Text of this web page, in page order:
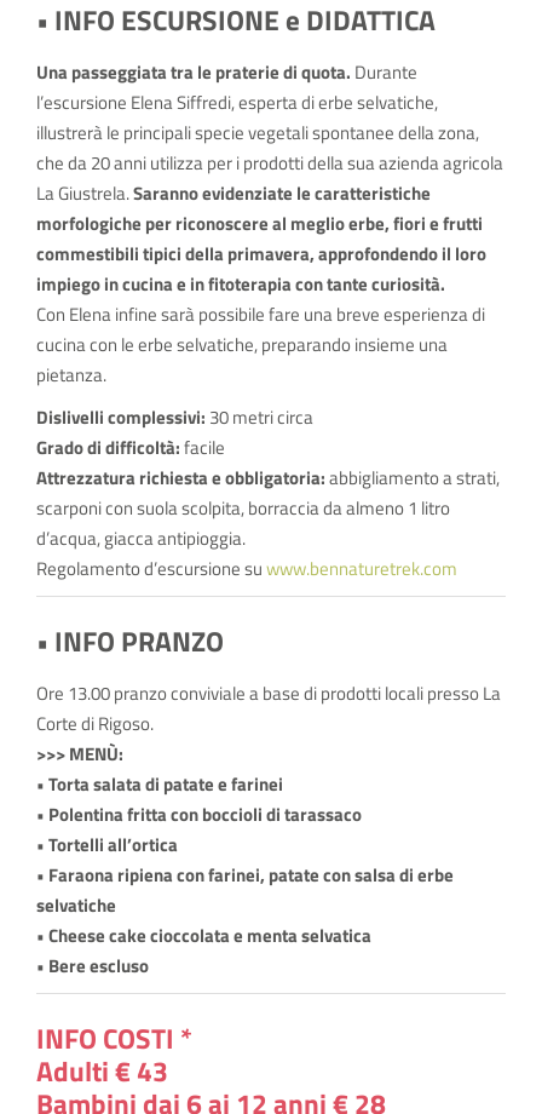
• INFO ESCURSIONE e DIDATTICA
Una passeggiata tra le praterie di quota. Durante
l’escursione Elena Siffredi, esperta di erbe selvatiche,
illustrerà le principali specie vegetali spontanee della zona,
che da 20 anni utilizza per i prodotti della sua azienda agricola
La Giustrela.Saranno evidenziate le caratteristiche
morfologiche per riconoscere al meglio erbe, fiori e frutti
commestibili tipici della primavera, approfondendo il loro
impiego in cucina e in fitoterapia con tante curiosità.
Con Elena infine sarà possibile fare una breve esperienza di
cucina con le erbe selvatiche, preparando insieme una
pietanza.
Dislivelli complessivi: 30 metri circa
Grado di difficoltà:facile
Attrezzatura richiesta e obbligatoria:abbigliamento a strati,
scarponi con suola scolpita, borraccia da almeno 1 litro
d’acqua, giacca antipioggia.
Regolamento d’escursione suwww.bennaturetrek.com
• INFO PRANZO
Ore 13.00 pranzo conviviale a base di prodotti locali presso La
Corte di Rigoso.
>>> MENÙ:
• Torta salata di patate e farinei
• Polentina fritta con boccioli di tarassaco
• Tortelli all’ortica
• Faraona ripiena con farinei, patate con salsa di erbe
selvatiche
• Cheese cake cioccolata e menta selvatica
• Bere escluso
INFO COSTI *
Adulti € 43
Bambini dai 6 ai 12 anni € 28